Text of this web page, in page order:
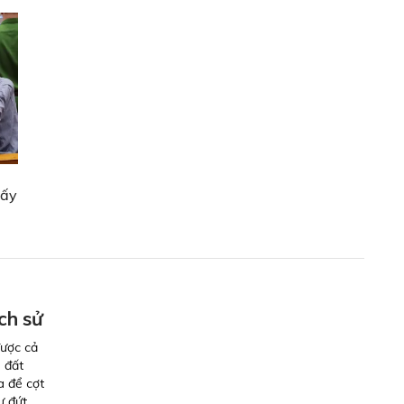
sử
cả
đất
để cợt